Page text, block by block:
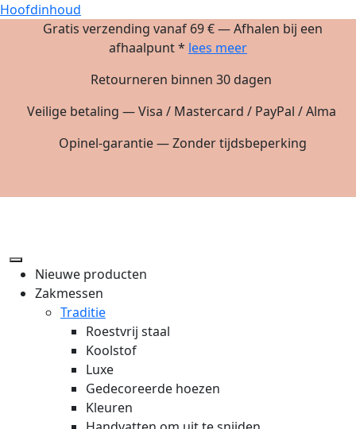
Hoofdinhoud
Gratis verzending vanaf 69 € — Afhalen bij een
afhaalpunt * lees meer
Retourneren binnen 30 dagen
Veilige betaling — Visa / Mastercard / PayPal / Alma
Opinel-garantie — Zonder tijdsbeperking
Nieuwe producten
Zakmessen
Traditie
Roestvrij staal
Koolstof
Luxe
Gedecoreerde hoezen
Kleuren